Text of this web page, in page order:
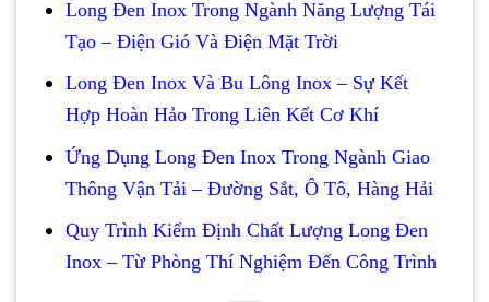
Long Đen Inox Trong Ngành Năng Lượng Tái
Tạo – Điện Gió Và Điện Mặt Trời
Long Đen Inox Và Bu Lông Inox – Sự Kết
Hợp Hoàn Hảo Trong Liên Kết Cơ Khí
Ứng Dụng Long Đen Inox Trong Ngành Giao
Thông Vận Tải – Đường Sắt, Ô Tô, Hàng Hải
Quy Trình Kiểm Định Chất Lượng Long Đen
Inox – Từ Phòng Thí Nghiệm Đến Công Trình